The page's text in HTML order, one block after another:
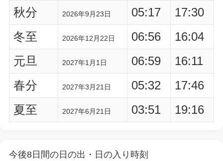
秋分 2026年9月23日 05:17
17:30
冬至
2026年12月22日 06:56
16:04
元旦
2027年1月1日 06:59
16:11
春分
2027年3月21日 05:32
17:46
夏至
2027年6月21日 03:51 19:16
今後8日間の日の出・日の入り時刻